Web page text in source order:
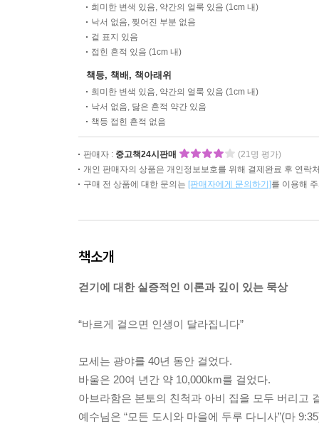
희미한 변색 있음, 약간의 얼룩 있음 (1cm 내)
낙서 없음, 찢어진 부분 없음
겉 표지 있음
접힌 흔적 있음 (1cm 내)
책등, 책배, 책아래위
희미한 변색 있음, 약간의 얼룩 있음 (1cm 내)
낙서 없음, 닳은 흔적 약간 있음
책등 접힌 흔적 없음
판매자 : 중고책24시판매
(21명 평가)
개인 판매자의 상품은 개인정보보호를 위해 결제완료 후 연락
구매 전 상품에 대한 문의는 [판매자에게 문의하기]를 이용해
책소개
걷기에 대한 실증적인 이론과 깊이 있는 묵상
“바르게 걸으면 인생이 달라집니다”
모세는 광야를 40년 동안 걸었다.
바울은 20여 년간 약 10,000km를 걸었다.
아브라함은 본토의 친척과 아비 집을 모두 버리고
예수님은 “모든 도시와 마을에 두루 다니사”(마